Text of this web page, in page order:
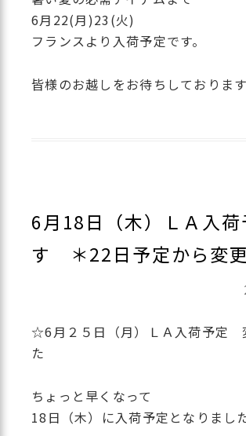
6月22(月)23(火)
フランスより入荷予定です。
皆様のお越しをお待ちしております
6月18日（木）ＬＡ入荷
す ＊22日予定から変更
☆6月２５日（月）ＬＡ入荷予定
た
ちょっと早くなって
18日（木）に入荷予定となりまし